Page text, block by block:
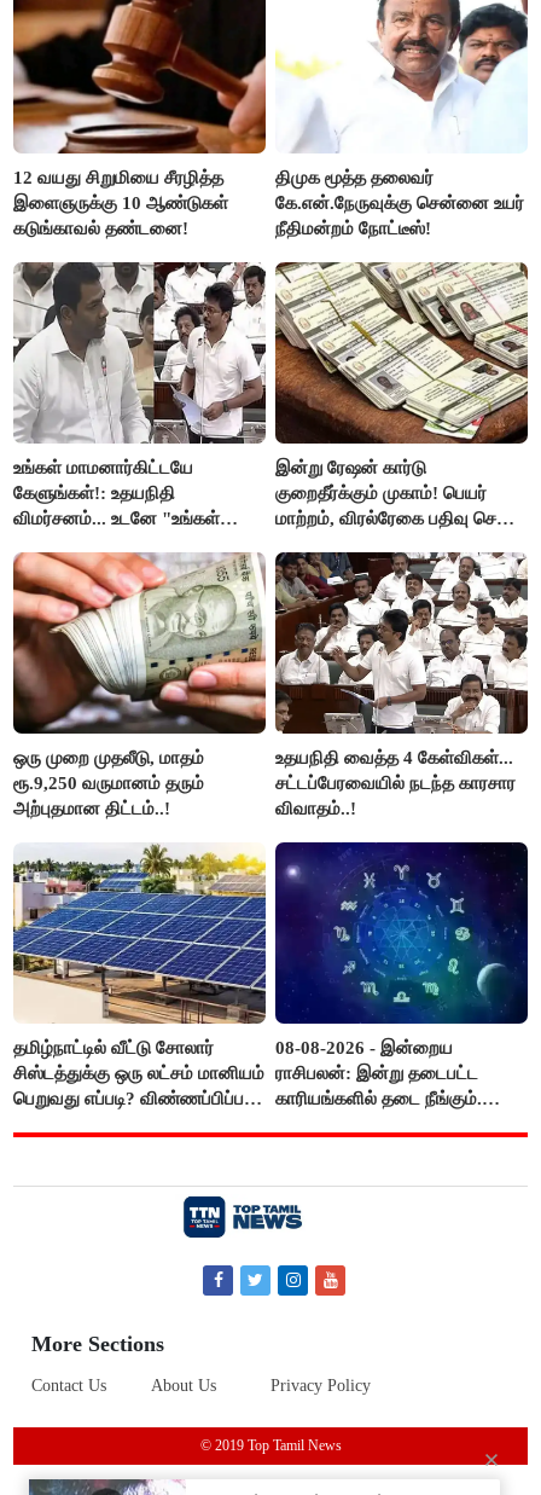
12 வயது சிறுமியை சீரழித்த
இளைஞருக்கு 10 ஆண்டுகள்
கடுங்காவல் தண்டனை!
திமுக மூத்த தலைவர்
கே.என்.நேருவுக்கு சென்னை உயர்
நீதிமன்றம் நோட்டீஸ்!
உங்கள் மாமனார்கிட்டயே
கேளுங்கள்!: உதயநிதி
விமர்சனம்... உடனே "உங்கள்
ஆதவ் அர்ஜுனா பதிலடி!
இன்று ரேஷன் கார்டு
குறைதீர்க்கும் முகாம்! பெயர்
மாற்றம், விரல்ரேகை பதிவு செய்ய
ஒரு முறை முதலீடு, மாதம்
ரூ.9,250 வருமானம் தரும்
அற்புதமான திட்டம்..!
உதயநிதி வைத்த 4 கேள்விகள்...
சட்டப்பேரவையில் நடந்த காரசார
விவாதம்..!
தமிழ்நாட்டில் வீட்டு சோலார்
சிஸ்டத்துக்கு ஒரு லட்சம் மானியம்
பெறுவது எப்படி? விண்ணப்பிப்பது
08-08-2026 - இன்றைய
ராசிபலன்: இன்று தடைபட்ட
காரியங்களில் தடை நீங்கும்.
More Sections
Contact Us About Us Privacy Policy
© 2019 Top Tamil News